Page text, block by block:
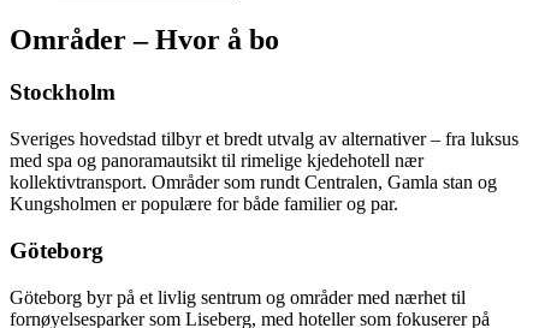
Områder – Hvor å bo
Stockholm
Sveriges hovedstad tilbyr et bredt utvalg av alternativer – fra luksus
med spa og panoramautsikt til rimelige kjedehotell nær
kollektivtransport. Områder som rundt Centralen, Gamla stan og
Kungsholmen er populære for både familier og par.
Göteborg
Göteborg byr på et livlig sentrum og områder med nærhet til
fornøyelsesparker som Liseberg, med hoteller som fokuserer på